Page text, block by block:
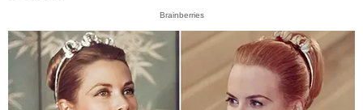
Brainberries